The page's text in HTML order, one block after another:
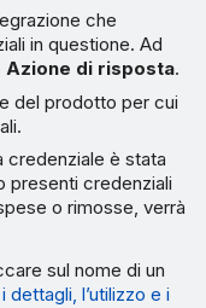
che
in questione. Ad
Azione di risposta.
del prodotto per cui
credenziale è stata
presenti credenziali
o rimosse, verrà
sul nome di un
dettagli, l’utilizzo e i